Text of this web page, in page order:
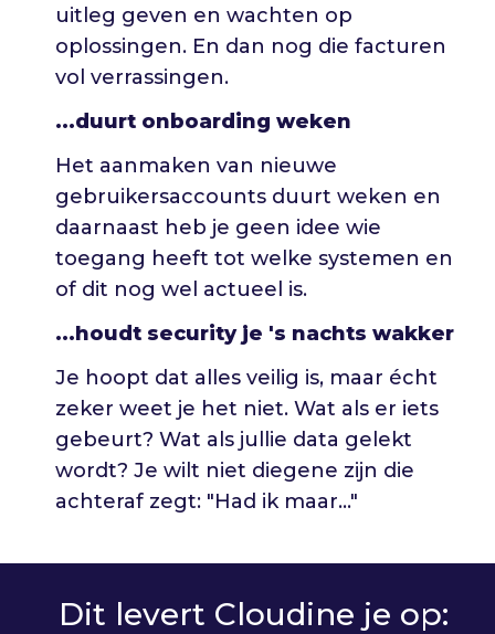
uitleg geven en wachten op
oplossingen. En dan nog die facturen
vol verrassingen.
...duurt onboarding weken
Het aanmaken van nieuwe
gebruikersaccounts duurt weken en
daarnaast heb je geen idee wie
toegang heeft tot welke systemen en
of dit nog wel actueel is.
...houdt security je 's nachts wakker
Je hoopt dat alles veilig is, maar écht
zeker weet je het niet. Wat als er iets
gebeurt? Wat als jullie data gelekt
wordt? Je wilt niet diegene zijn die
achteraf zegt: "Had ik maar..."
Dit levert Cloudine je op: